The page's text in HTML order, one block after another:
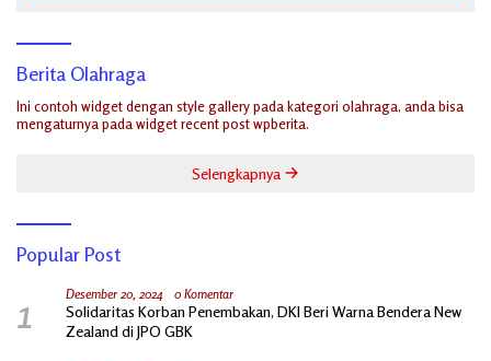
Berita Olahraga
Ini contoh widget dengan style gallery pada kategori olahraga, anda bisa
mengaturnya pada widget recent post wpberita.
Selengkapnya
Popular Post
1 Desember 20, 2024 0 Komentar
Solidaritas Korban Penembakan, DKI Beri Warna Bendera New
Zealand di JPO GBK